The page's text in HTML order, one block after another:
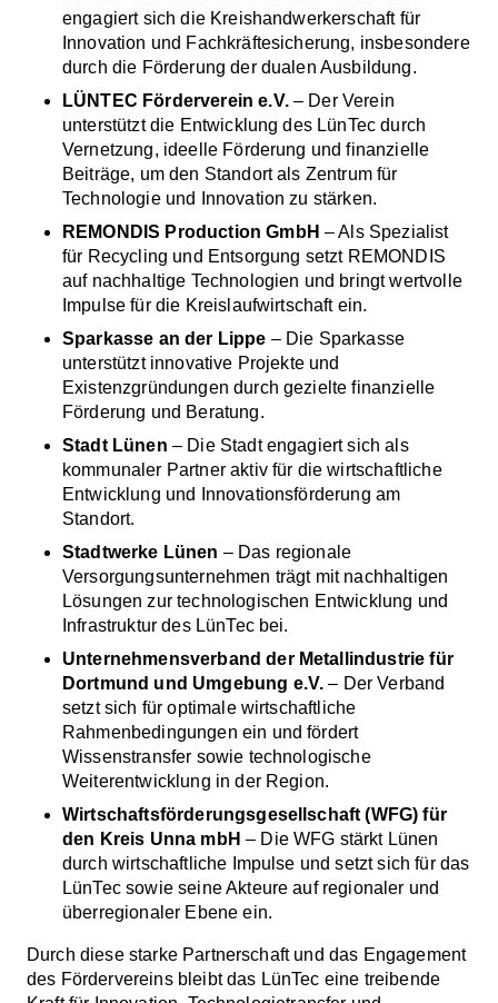
engagiert sich die Kreishandwerkerschaft für
Innovation und Fachkräftesicherung, insbesondere
durch die Förderung der dualen Ausbildung.
LÜNTEC Förderverein e.V.– Der Verein
unterstützt die Entwicklung des LünTec durch
Vernetzung, ideelle Förderung und finanzielle
Beiträge, um den Standort als Zentrum für
Technologie und Innovation zu stärken.
REMONDIS Production GmbH – Als Spezialist
für Recycling und Entsorgung setzt REMONDIS
auf nachhaltige Technologien und bringt wertvolle
Impulse für die Kreislaufwirtschaft ein.
Sparkasse an der Lippe – Die Sparkasse
unterstützt innovative Projekte und
Existenzgründungen durch gezielte finanzielle
Förderung und Beratung.
Stadt Lünen – Die Stadt engagiert sich als
kommunaler Partner aktiv für die wirtschaftliche
Entwicklung und Innovationsförderung am
Standort.
Stadtwerke Lünen – Das regionale
Versorgungsunternehmen trägt mit nachhaltigen
Lösungen zur technologischen Entwicklung und
Infrastruktur des LünTec bei.
Unternehmensverband der Metallindustrie für
Dortmund und Umgebung e.V. – Der Verband
setzt sich für optimale wirtschaftliche
Rahmenbedingungen ein und fördert
Wissenstransfer sowie technologische
Weiterentwicklung in der Region.
Wirtschaftsförderungsgesellschaft (WFG) für
den Kreis Unna mbH – Die WFG stärkt Lünen
durch wirtschaftliche Impulse und setzt sich für das
LünTec sowie seine Akteure auf regionaler und
überregionaler Ebene ein.
Durch diese starke Partnerschaft und das Engagement
des Fördervereins bleibt das LünTec eine treibende